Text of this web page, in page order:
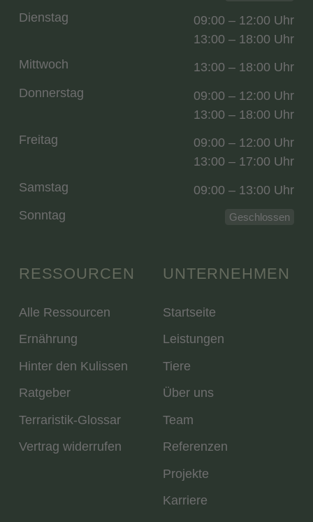
RESSOURCEN
Alle Ressourcen
Ernährung
Hinter den Kulissen
Ratgeber
Terraristik-Glossar
Vertrag widerrufen
UNTERNEHMEN
Startseite
Leistungen
Tiere
Über uns
Team
Referenzen
Projekte
Karriere
Dienstag
09:00 – 12:00 Uhr
13:00 – 18:00 Uhr
Mittwoch
13:00 – 18:00 Uhr
Donnerstag
09:00 – 12:00 Uhr
13:00 – 18:00 Uhr
Freitag
09:00 – 12:00 Uhr
13:00 – 17:00 Uhr
Samstag
09:00 – 13:00 Uhr
Sonntag
Geschlossen